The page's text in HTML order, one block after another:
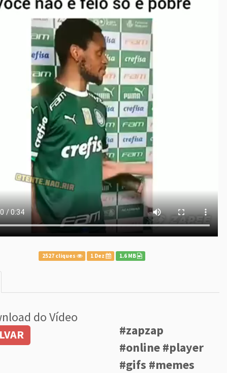
2527 cliques 1 Dez 1.6 MB
do Vídeo
#zapzap
#online #player
#gifs #memes